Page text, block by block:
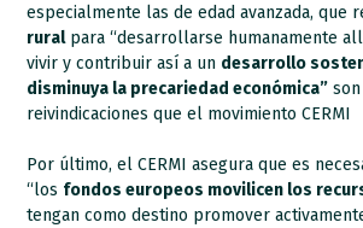
especialmente las de edad avanzada, que
ruralpara “desarrollarse humanamente
vivir y contribuir así a un desarrollo
disminuya la precariedad económica”
reivindicaciones que el movimiento CERMI
Por último, el CERMI asegura que es
“los fondos europeos movilicen los
tengan como destino promover